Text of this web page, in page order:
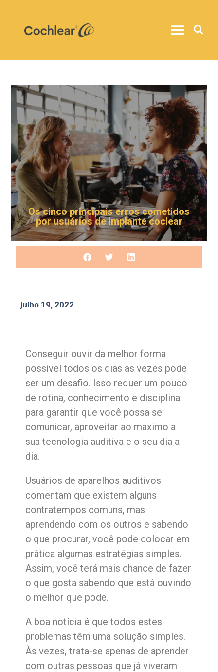
Os cinco principais erros cometidos
por usuários de implante coclear
julho 19, 2022
Conseguir ouvir da melhor forma
possível todos os dias às vezes pode
ser um desafio. Isso requer um pouco
de rotina, conhecimento e disciplina
para garantir que você possa se
comunicar, aproveitar ao máximo a
sua tecnologia auditiva e o seu dia a
dia.
Usuários de aparelhos auditivos
comentam que existem alguns
contratempos comuns, mas
aprendendo com os outros e sabendo
o que procurar, você pode colocar em
prática algumas estratégias simples.
Assim, você terá mais chance de fazer
o que gosta sabendo que está ouvindo
o melhor que pode.
A boa notícia é que todos estes
problemas têm uma solução simples.
Às vezes, trata-se apenas de aprender
com outras pessoas que já viveram